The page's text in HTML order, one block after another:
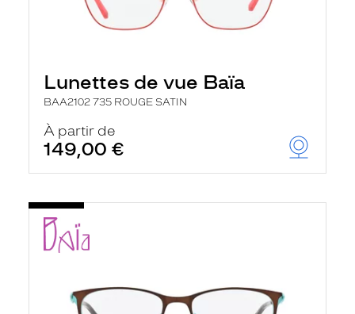
Lunettes de vue Baïa
BAA2102 735 ROUGE SATIN
À partir de
149,00 €